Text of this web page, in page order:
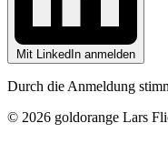
Mit LinkedIn anmelden
Durch die Anmeldung
© 2026 goldorange Lars